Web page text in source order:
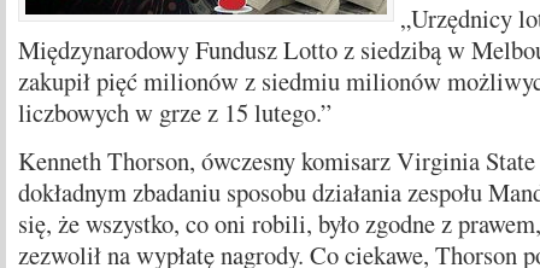
„Urzędnicy
Międzynarodowy Fundusz Lotto z siedzibą w
zakupił pięć milionów z siedmiu milionów
liczbowych w grze z 15 lutego.”
Kenneth Thorson, ówczesny komisarz Virginia
dokładnym zbadaniu sposobu działania zespołu
się, że wszystko, co oni robili, było zgodne z
zezwolił na wypłatę nagrody. Co ciekawe, Thorson